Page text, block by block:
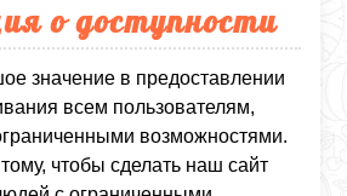
о доступности
значение в предоставлении
всем пользователям,
возможностями.
чтобы сделать наш сайт